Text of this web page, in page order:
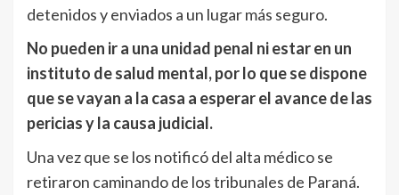
detenidos y enviados a un lugar más seguro.
No pueden ir a una unidad penal ni estar en un
instituto de salud mental, por lo que se dispone
que se vayan a la casa a esperar el avance de las
pericias y la causa judicial.
Una vez que se los notificó del alta médico se
retiraron caminando de los tribunales de Paraná.